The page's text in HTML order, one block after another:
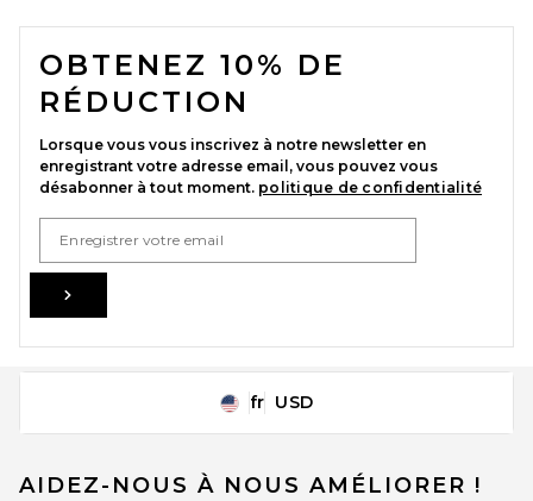
FOOTER
OBTENEZ 10% DE
RÉDUCTION
Lorsque vous vous inscrivez à notre newsletter en
enregistrant votre adresse email, vous pouvez vous
désabonner à tout moment. politique de confidentialité
Change Country Regions
fr USD
AIDEZ-NOUS À NOUS AMÉLIORER !